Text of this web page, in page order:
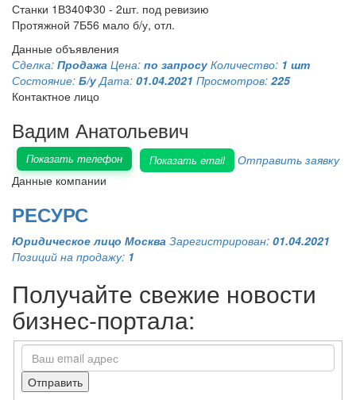
Станки 1В340Ф30 - 2шт. под ревизию
Протяжной 7Б56 мало б/у, отл.
Данные объявления
Сделка: Продажа Цена: по запросу Количество: 1 шт
Состояние: Б/у Дата: 01.04.2021 Просмотров: 225
Контактное лицо
Вадим Анатольевич
Показать телефон Показать email
Отправить заявку
Данные компании
РЕСУРС
Юридическое лицо Москва Зарегистрирован: 01.04.2021
Позиций на продажу: 1
Получайте свежие новости
бизнес-портала:
Отправить